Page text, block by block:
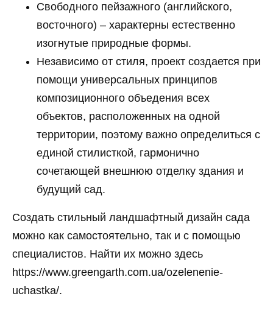
Свободного пейзажного (английского,
восточного) – характерны естественно
изогнутые природные формы.
Независимо от стиля, проект создается при
помощи универсальных принципов
композиционного объедения всех
объектов, расположенных на одной
территории, поэтому важно определиться с
единой стилисткой, гармонично
сочетающей внешнюю отделку здания и
будущий сад.
Создать стильный ландшафтный дизайн сада
можно как самостоятельно, так и с помощью
специалистов. Найти их можно здесь
https://www.greengarth.com.ua/ozelenenie-
uchastka/.